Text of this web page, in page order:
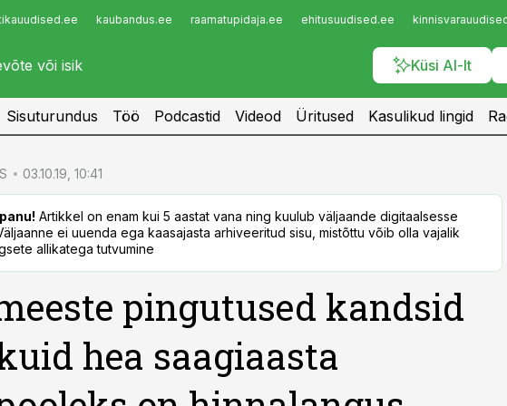
kaubandus.ee raamatupidaja.ee ehitusuudised.ee
Küsi AI-lt
Infopank
Sisuturundus Töö Podcastid Videod Üritused Kasulikud lingid
03.10.19, 10:41
Artikkel on enam kui 5 aastat vana ning kuulub väljaande digitaalsesse
ei uuenda ega kaasajasta arhiveeritud sisu, mistõttu võib olla vajalik
allikatega tutvumine
pingutused kandsid
hea saagiaasta